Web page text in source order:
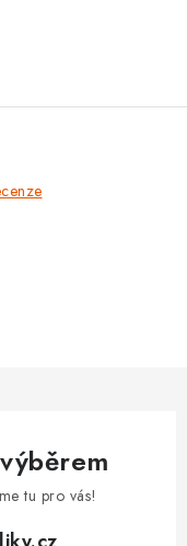
tu pro vás!